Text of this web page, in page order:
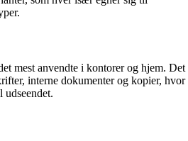
mest anvendte i kontorer og hjem. Det
interne dokumenter og kopier, hvor